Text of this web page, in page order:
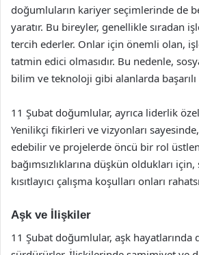
doğumluların kariyer seçimlerinde de
yaratır. Bu bireyler, genellikle sıradan
tercih ederler. Onlar için önemli olan,
tatmin edici olmasıdır. Bu nedenle,
bilim ve teknoloji gibi alanlarda
11 Şubat doğumlular, ayrıca liderlik
Yenilikçi fikirleri ve vizyonları
edebilir ve projelerde öncü bir rol
bağımsızlıklarına düşkün oldukları
kısıtlayıcı çalışma koşulları onları
Aşk ve İlişkiler
11 Şubat doğumlular, aşk hayatlarında